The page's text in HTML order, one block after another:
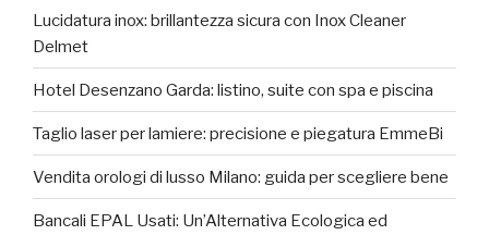
Lucidatura inox: brillantezza sicura con Inox Cleaner
Delmet
Hotel Desenzano Garda: listino, suite con spa e piscina
Taglio laser per lamiere: precisione e piegatura EmmeBi
Vendita orologi di lusso Milano: guida per scegliere bene
Bancali EPAL Usati: Un’Alternativa Ecologica ed